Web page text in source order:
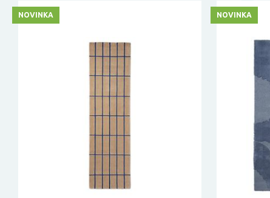
NOVINKA NOVINKA